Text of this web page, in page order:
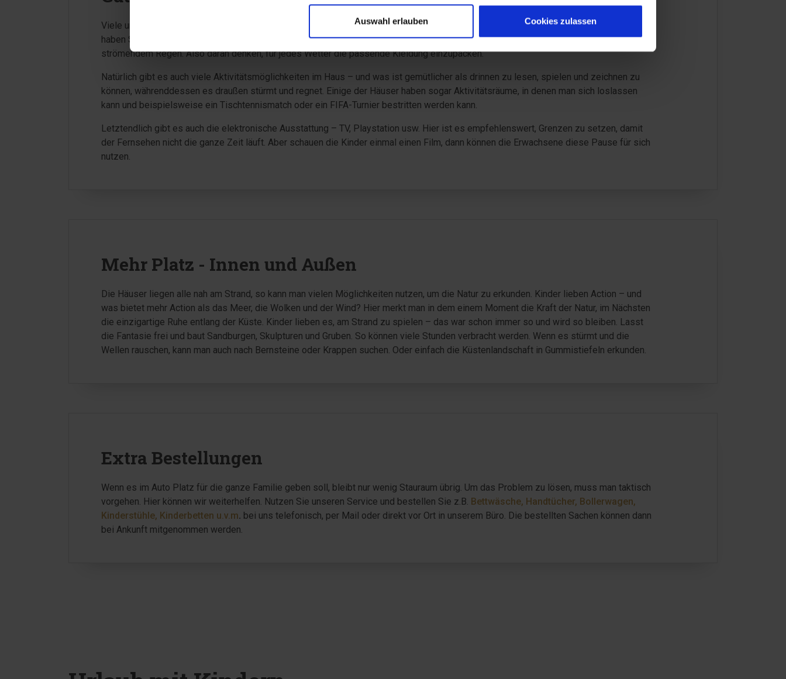
Auswahl erlauben Cookies zulassen
Viele unserer Ferienhäuser sind schön eingerichtet mit vielen Aktivitätsmöglichkeiten sowohl Innen als auch draußen. Einige Häuser
haben Schaukeln, Sandkasten usw. am Haus. So kann man die Urlaubszeit auch am Haus genießen. Egal ob bei Sonnenschein oder bei
strömendem Regen. Also daran denken, für jedes Wetter die passende Kleidung einzupacken.
Natürlich gibt es auch viele Aktivitätsmöglichkeiten im Haus – und was ist gemütlicher als drinnen zu lesen, spielen und zeichnen zu
können, währenddessen es draußen stürmt und regnet. Einige der Häuser haben sogar Aktivitätsräume, in denen man sich loslassen
kann und beispielsweise ein Tischtennismatch oder ein FIFA-Turnier bestritten werden kann.
Letztendlich gibt es auch die elektronische Ausstattung – TV, Playstation usw. Hier ist es empfehlenswert, Grenzen zu setzen, damit
der Fernsehen nicht die ganze Zeit läuft. Aber schauen die Kinder einmal einen Film, dann können die Erwachsene diese Pause für sich
nutzen.
Mehr Platz - Innen und Außen
Die Häuser liegen alle nah am Strand, so kann man vielen Möglichkeiten nutzen, um die Natur zu erkunden. Kinder lieben Action – und
was bietet mehr Action als das Meer, die Wolken und der Wind? Hier merkt man in dem einem Moment die Kraft der Natur, im Nächsten
die einzigartige Ruhe entlang der Küste. Kinder lieben es, am Strand zu spielen – das war schon immer so und wird so bleiben. Lasst
die Fantasie frei und baut Sandburgen, Skulpturen und Gruben. So können viele Stunden verbracht werden. Wenn es stürmt und die
Wellen rauschen, kann man auch nach Bernsteine oder Krappen suchen. Oder einfach die Küstenlandschaft in Gummistiefeln erkunden.
Extra Bestellungen
Wenn es im Auto Platz für die ganze Familie geben soll, bleibt nur wenig Stauraum übrig. Um das Problem zu lösen, muss man taktisch
vorgehen. Hier können wir weiterhelfen. Nutzen Sie unseren Service und bestellen Sie z.B. Bettwäsche, Handtücher, Bollerwagen,
Kinderstühle, Kinderbetten u.v.m. bei uns telefonisch, per Mail oder direkt vor Ort in unserem Büro. Die bestellten Sachen können dann
bei Ankunft mitgenommen werden.